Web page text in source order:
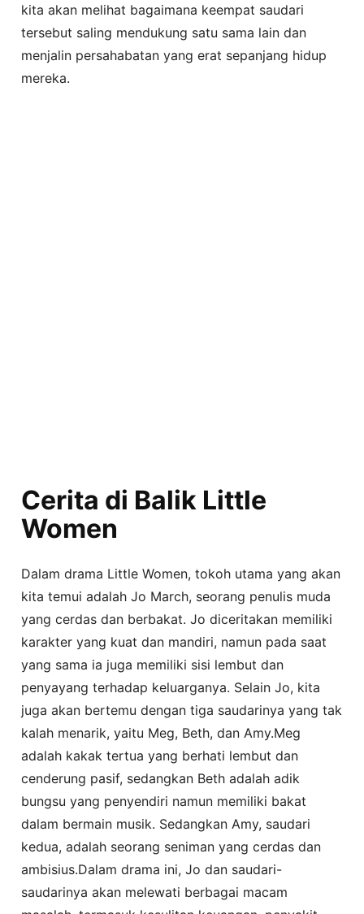
kita akan melihat bagaimana keempat saudari
tersebut saling mendukung satu sama lain dan
menjalin persahabatan yang erat sepanjang hidup
mereka.
Cerita di Balik Little
Women
Dalam drama Little Women, tokoh utama yang akan
kita temui adalah Jo March, seorang penulis muda
yang cerdas dan berbakat. Jo diceritakan memiliki
karakter yang kuat dan mandiri, namun pada saat
yang sama ia juga memiliki sisi lembut dan
penyayang terhadap keluarganya. Selain Jo, kita
juga akan bertemu dengan tiga saudarinya yang tak
kalah menarik, yaitu Meg, Beth, dan Amy.Meg
adalah kakak tertua yang berhati lembut dan
cenderung pasif, sedangkan Beth adalah adik
bungsu yang penyendiri namun memiliki bakat
dalam bermain musik. Sedangkan Amy, saudari
kedua, adalah seorang seniman yang cerdas dan
ambisius.Dalam drama ini, Jo dan saudari-
saudarinya akan melewati berbagai macam